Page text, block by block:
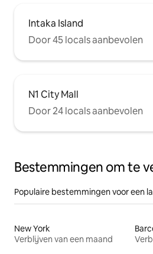
Intaka Island
Door 45 locals aanbevolen
N1 City Mall
Door 24 locals aanbevolen
Bestemmingen om te
Populaire bestemmingen voor een
New York
Verblijven van een maand